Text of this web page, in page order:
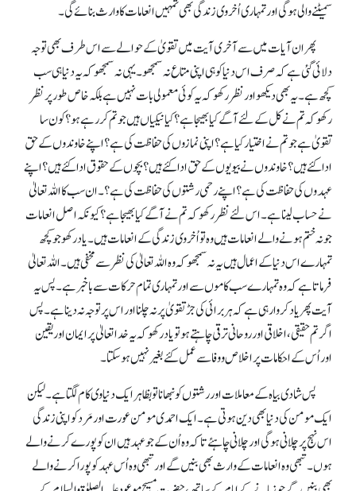
سمیٹنے والی ہو گی اور تمہاری اُخروی زندگی بھی تمہیں انعامات کا وارث بنائے گی۔
پھر ان آیات میں سے آخری آیت میں تقویٰ کے حوالے سے اس طرف بھی توجہ
دلائی گئی ہے کہ صرف اس دنیا کو ہی اپنی متاع نہ سمجھو۔ یہی نہ سمجھو کہ یہ دنیا ہی سب
کچھ ہے۔ یہ بھی دیکھو اور نظر رکھو کہ یہ کوئی معمولی بات نہیں ہے بلکہ خاص طور پر نظر
رکھو کہ تم نے کل کے لئے آگے کیابھیجا ہے؟ کیا نیکیاں ہیں جو تم کر رہے ہو؟ کون سا
تقویٰ ہے جو تم نے اختیار کیا ہے؟ اپنی نمازوں کی حفاظت کی ہے؟ اپنے خاوندوں کے حق
ادا کئے ہیں ؟ خاوندوں نے بیویوں کے حق ادا کئے ہیں ؟ بچوں کے حقوق ادا کئے ہیں ؟ اپنے
عہدوں کی حفاظت کی ہے؟ اپنے رحمی رشتوں کی حفاظت کی ہے؟۔ ان سب کا اللہ تعالیٰ
نے حساب لینا ہے۔ اس لئے نظر رکھو کہ تم نے آگے کیا بھیجا ہے؟ کیونکہ اصل انعامات
جو نہ ختم ہونے والے انعامات ہیں وہ تو اُخروی زندگی کے انعامات ہیں۔ یاد رکھو جو کچھ
تمہارے اس دنیا کے اعمال ہیں یہ نہ سمجھو کہ وہ اللہ تعالیٰ کی نظر سے مخفی ہیں۔ اللہ تعالیٰ
فرماتا ہے کہ وہ تمہارے سب کاموں سے اور تمہاری تمام حرکات سے باخبر ہے۔ پس یہ
آیت پھر یاد کروا رہی ہے کہ ہر برائی کی جڑ تقویٰ پر نہ چلنا اور اس پر توجہ نہ دیناہے۔ پس
اگر تم حقیقی، اخلاقی اور روحانی ترقی چاہتے ہو تو یاد رکھو کہ یہ خدا تعالیٰ پر ایمان اور یقین
اور اُس کے احکامات پر اخلاص و وفا سے عمل کئے بغیر نہیں ہو سکتا۔
پس شادی بیاہ کے معاملات اور رشتوں کو نبھانا توبظاہر ایک دنیاوی کام لگتاہے۔ لیکن
ایک مومن کی دنیا بھی دین ہوتی ہے۔ ایک احمدی مومن عورت اور مَرد کو اپنی زندگی
اس نہج پر چلانی ہو گی اور چلانی چاہئے تا کہ وہ اُن کے جو عہد ہیں ان کو پورے کرنے والے
ہوں۔ تبھی وہ انعامات کے وارث بھی بنیں گے اور تبھی وہ اُس عہد کو پورا کرنے والے